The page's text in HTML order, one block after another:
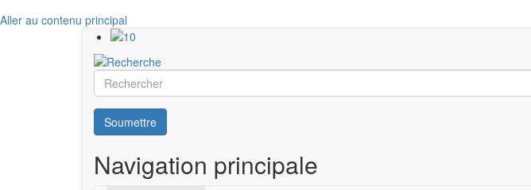
Aller au contenu principal
Rechercher
Soumettre
Navigation principale